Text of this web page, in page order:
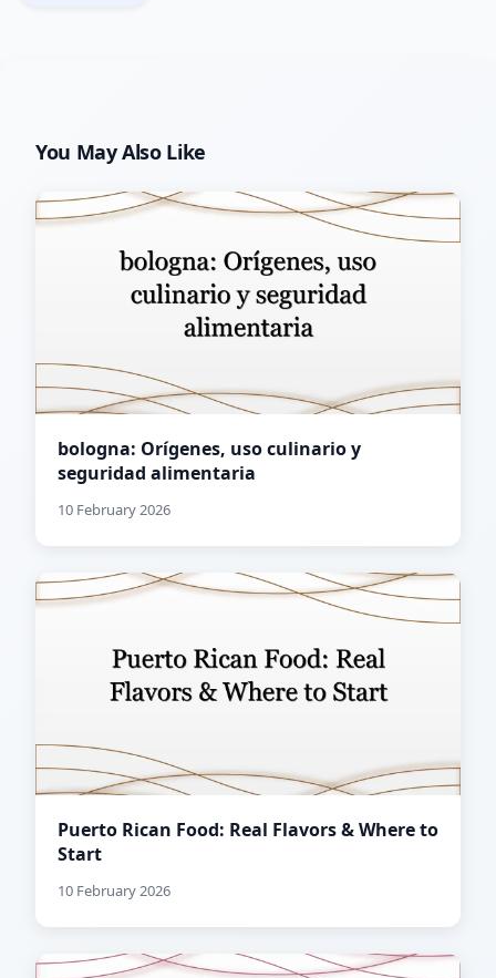
You May Also Like
bologna: Orígenes, uso culinario y
seguridad alimentaria
10 February 2026
Puerto Rican Food: Real Flavors & Where to
Start
10 February 2026